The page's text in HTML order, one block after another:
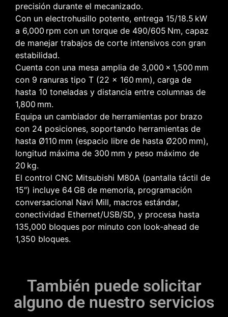
precisión durante el mecanizado.
Con un electrohusillo potente, entrega 15/18.5 kW
a 6,000 rpm con un torque de 490/605 Nm, capaz
de manejar trabajos de corte intensivos con gran
estabilidad.
Cuenta con una mesa amplia de 3,000 × 1,500 mm
con 9 ranuras tipo T (22 × 160 mm), carga de
hasta 10 toneladas y distancia entre columnas de
1,800 mm.
Equipa un cambiador de herramientas por brazo
con 24 posiciones, soportando herramientas de
hasta Ø110 mm (espacio libre de hasta Ø200 mm),
longitud máxima de 300 mm y peso máximo de
20 kg.
El control CNC Mitsubishi M80A (pantalla táctil de
15″) incluye 64 GB de memoria, programación
conversacional Navi Mill, macros estándar,
conectividad Ethernet/USB/SD, y procesa hasta
135,000 bloques por minuto con look‑ahead de
1,350 bloques.
También puede solicitar
alguno de nuestro servicios